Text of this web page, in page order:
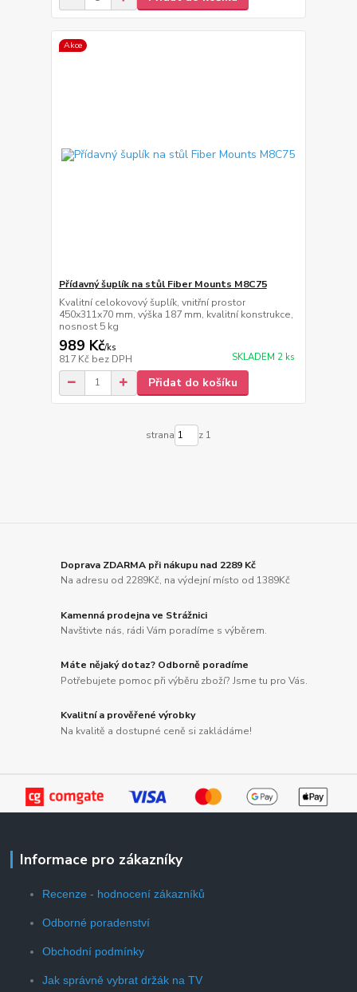
Akce
Přídavný šuplík na stůl Fiber Mounts M8C75
Kvalitní celokovový šuplík, vnitřní prostor
450x311x70 mm, výška 187 mm, kvalitní konstrukce,
nosnost 5 kg
989 Kč/ks
817 Kč bez DPH SKLADEM 2 ks
Přidat do košíku
strana z 1
Doprava ZDARMA při nákupu nad 2289 Kč
Na adresu od 2289Kč, na výdejní místo od 1389Kč
Kamenná prodejna ve Strážnici
Navštivte nás, rádi Vám poradíme s výběrem.
Máte nějaký dotaz? Odborně poradíme
Potřebujete pomoc při výběru zboží? Jsme tu pro Vás.
Kvalitní a prověřené výrobky
Na kvalitě a dostupné ceně si zakládáme!
Informace pro zákazníky
Recenze - hodnocení zákazníků
Odborné poradenství
Obchodní podmínky
Jak správně vybrat držák na TV